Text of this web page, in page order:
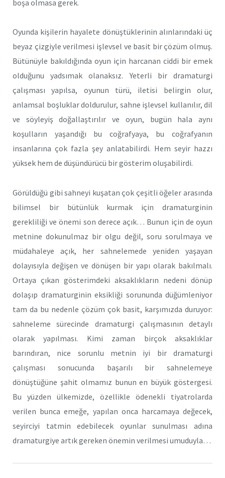
boşa olmasa gerek.
Oyunda kişilerin hayalete dönüştüklerinin alınlarındaki üç
beyaz çizgiyle verilmesi işlevsel ve basit bir çözüm olmuş.
Bütünüyle bakıldığında oyun için harcanan ciddi bir emek
olduğunu yadsımak olanaksız. Yeterli bir dramaturgi
çalışması yapılsa, oyunun türü, iletisi belirgin olur,
anlamsal boşluklar doldurulur, sahne işlevsel kullanılır, dil
ve söyleyiş doğallaştırılır ve oyun, bugün hala aynı
koşulların yaşandığı bu coğrafyaya, bu coğrafyanın
insanlarına çok fazla şey anlatabilirdi. Hem seyir hazzı
yüksek hem de düşündürücü bir gösterim oluşabilirdi.
Görüldüğü gibi sahneyi kuşatan çok çeşitli öğeler arasında
bilimsel bir bütünlük kurmak için dramaturginin
gerekliliği ve önemi son derece açık… Bunun için de oyun
metnine dokunulmaz bir olgu değil, soru sorulmaya ve
müdahaleye açık, her sahnelemede yeniden yaşayan
dolayısıyla değişen ve dönüşen bir yapı olarak bakılmalı.
Ortaya çıkan gösterimdeki aksaklıkların nedeni dönüp
dolaşıp dramaturginin eksikliği sorununda düğümleniyor
tam da bu nedenle çözüm çok basit, karşımızda duruyor:
sahneleme sürecinde dramaturgi çalışmasının detaylı
olarak yapılması. Kimi zaman birçok aksaklıklar
barındıran, nice sorunlu metnin iyi bir dramaturgi
çalışması sonucunda başarılı bir sahnelemeye
dönüştüğüne şahit olmamız bunun en büyük göstergesi.
Bu yüzden ülkemizde, özellikle ödenekli tiyatrolarda
verilen bunca emeğe, yapılan onca harcamaya değecek,
seyirciyi tatmin edebilecek oyunlar sunulması adına
dramaturgiye artık gereken önemin verilmesi umuduyla…